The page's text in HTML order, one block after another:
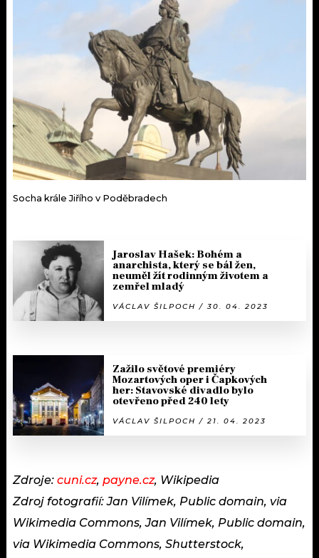
Socha krále Jiřího v Poděbradech
Jaroslav Hašek: Bohém a
anarchista, který se bál žen,
neuměl žít rodinným životem a
zemřel mladý
VÁCLAV ŠILPOCH / 30. 04. 2023
Zažilo světové premiéry
Mozartových oper i Čapkových
her: Stavovské divadlo bylo
otevřeno před 240 lety
VÁCLAV ŠILPOCH / 21. 04. 2023
Zdroje: cuni.cz, payne.cz, Wikipedia
Zdroj fotografií: Jan Vilímek, Public domain, via
Wikimedia Commons, Jan Vilímek, Public domain,
via Wikimedia Commons, Shutterstock,